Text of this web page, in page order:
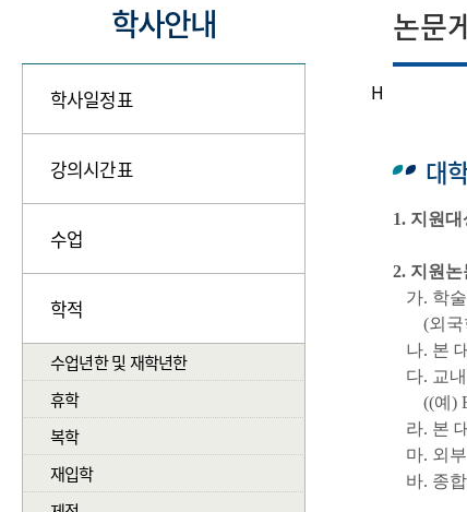
학사안내
학사일정표
강의시간표
수업
학적
수업년한 및 재학년한
휴학
복학
재입학
H
논문
대
1. 지원대
2. 지원논
가. 학
(외국
나. 본
다. 교
((예)
라. 본
마. 외
바. 종